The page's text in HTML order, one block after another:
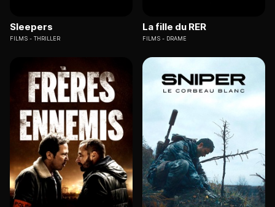
Sleepers
FILMS THRILLER
La fille du RER
FILMS DRAME